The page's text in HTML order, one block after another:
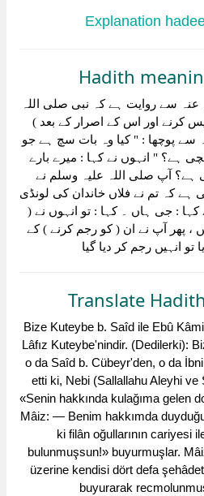
Explanation
Hadith
سے روایت ہے کہ نبی صلی اللہ
کرنے اور اس کے اصرار کے بعد )
سے پوچھا : " کیا وہ بات سچ ہے جو
ہے؟ " انہوں نے کہا : میرے بارے
ہے؟ آپ صلی اللہ علیہ وسلم نے
ہے کہ تم نے فلاں خاندان کی لونڈی
کہا : جی ہاں ۔ کہا : تو انہوں نے (
، پھر آپ نے ان ( کو رجم کرنے ) کے
تو انہیں رجم کر دیا گیا
Translate
Bize Kuteybe b. Saîd ile Ebû
Lâfız Kuteybe'nindir. (Dedilerki):
o da Saîd b. Cübeyr'den, o da
etti ki, Nebi (Sallallahu Aleyhi
«Senin hakkında kulağıma gelen
Mâiz: — Benim hakkımda
ki filân oğullarının cariyesi
bulunmuşsun!» buyurmuşlar.
üzerine kendisi dört defa
buyurarak